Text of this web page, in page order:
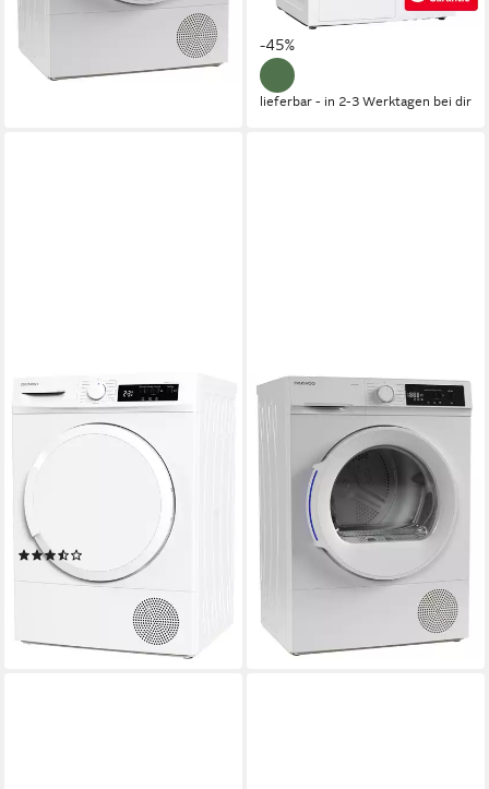
lieferbar - in 2-3 Werktagen bei dir
17,42 €
mtl. in 48 Raten
-45%
lieferbar - in 2-3 Werktagen bei dir
DAEWOO
Wärmepumpentrockner
T7HT1WA3DE
7 kg
Kapazität Trocknen
0,85 kWh
Energieverbrauch pro Trocknung
65 dB(A)
Betriebsgeräusch
Produktdatenblatt
411,99 € UVP899,00 €
mtl. in 36 Raten
lieferbar - in 2-3 Werktagen bei dir
Wärmepumpentrockner TD-
BR7GP0WD0-DE
Kapazität Trocknen
1,09 kWh
Energieverbrauch pro Trocknung
64 dB(A)
Betriebsgeräusch
Produktdatenblatt
346,99 € UVP
mtl. in 24 Raten
lieferbar - in 2-3 Werktagen bei dir